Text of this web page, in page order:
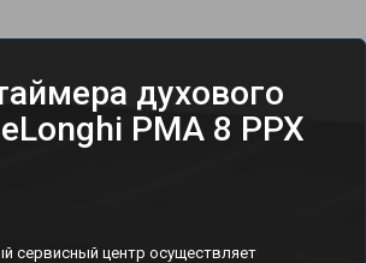
духового
PMA 8 PPX
сервисный центр осуществляет